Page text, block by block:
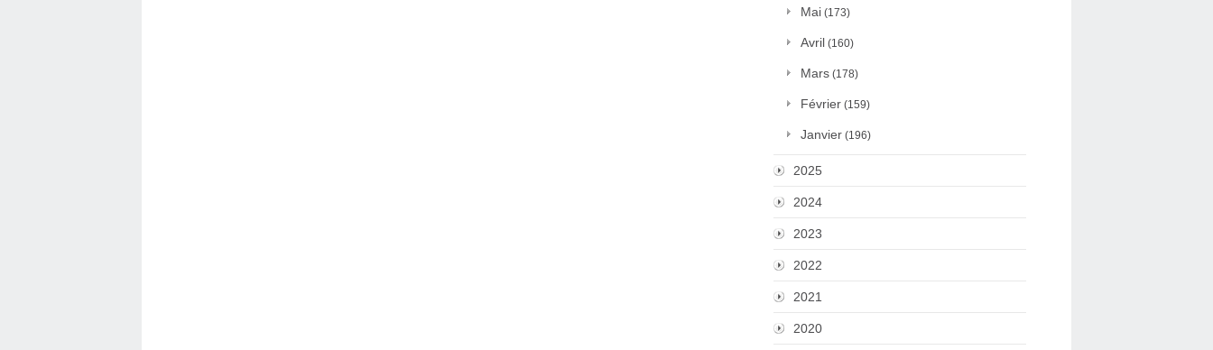
Mai (173)
Avril (160)
Mars (178)
Février (159)
Janvier (196)
2025
2024
2023
2022
2021
2020